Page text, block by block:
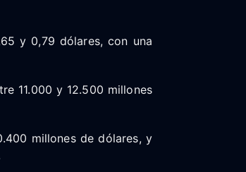
y 0,79 dólares, con una
11.000 y 12.500 millones
millones de dólares, y